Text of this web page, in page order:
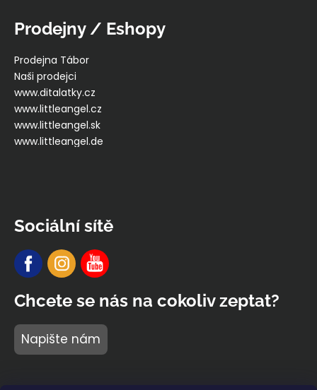
Prodejny / Eshopy
Prodejna Tábor
Naši prodejci
www.ditalatky.cz
www.littleangel.cz
www.littleangel.sk
www.littleangel.de
Sociální sítě
Chcete se nás na cokoliv zeptat?
Napište nám